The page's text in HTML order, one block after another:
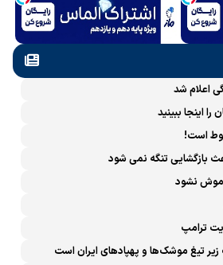
اعلام شد
اینجا ببینید
است!
بازگشایی تنگه نمی شود
نشود
ترامپ
تیغ موشک‌ها و پهپادهای ایران است